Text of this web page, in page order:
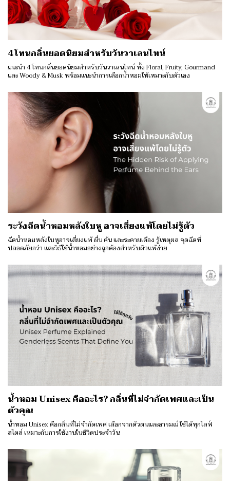
4 โทนกลิ่นยอดนิยมสำหรับวันวาเลนไทน์
แนะนำ 4 โทนกลิ่นยอดนิยมสำหรับวันวาเลนไทน์ ทั้ง Floral, Fruity, Gourmand
และ Woody & Musk พร้อมแนะนำการเลือกน้ำหอมให้เหมาะกับตัวเอง
ระวังฉีดน้ำหอมหลังใบหู อาจเสี่ยงแพ้โดยไม่รู้ตัว
ฉีดน้ำหอมหลังใบหูอาจเสี่ยงแพ้ ผื่น คัน และระคายเคือง รู้เหตุผล จุดฉีดที่
ปลอดภัยกว่า และวิธีใช้น้ำหอมอย่างถูกต้องสำหรับผิวแพ้ง่าย
น้ำหอม Unisex คืออะไร? กลิ่นที่ไม่จำกัดเพศและเป็น
ตัวคุณ
น้ำหอม Unisex คือกลิ่นที่ไม่จำกัดเพศ เลือกจากตัวตนและอารมณ์ ใช้ได้ทุกไลฟ์
สไตล์ เหมาะกับการใช้งานในชีวิตประจำวัน